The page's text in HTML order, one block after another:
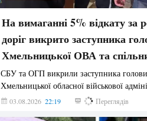
На вимаганні 5% відкату за
доріг викрито заступника
Хмельницької ОВА та
СБУ та ОГП викрили заступника голови
Хмельницької обласної військової
03.08.2026 22:19 848 Переглядів